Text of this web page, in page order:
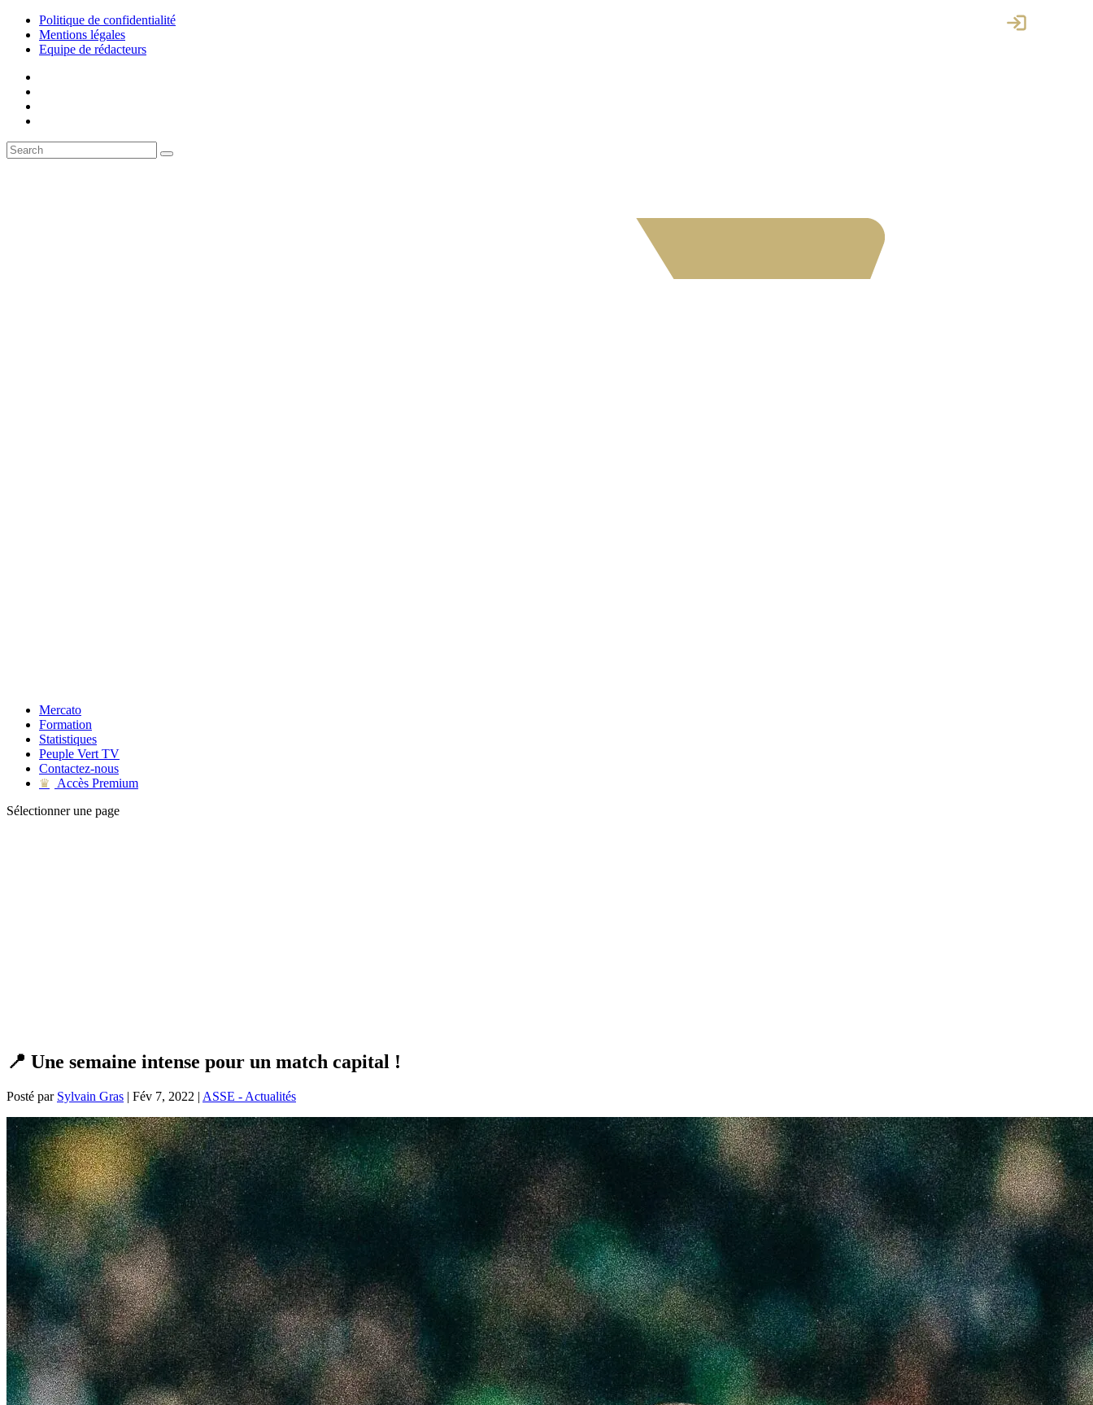
Politique de confidentialité
Mentions légales
Equipe de rédacteurs
Mercato
Formation
Statistiques
Peuple Vert TV
Contactez-nous
♛
Accès Premium
Sélectionner une page
📍 Une semaine intense pour un match capital !
Posté par Sylvain Gras | Fév 7, 2022 | ASSE - Actualités